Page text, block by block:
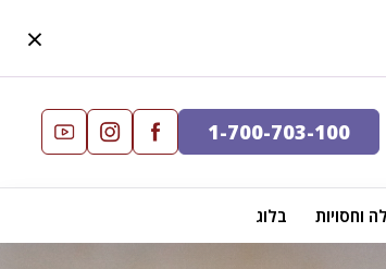
×
1-700-703-100
וחסויות בלוג